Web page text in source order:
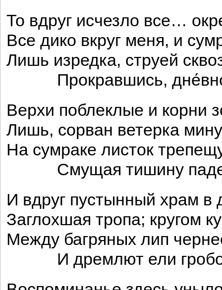
То вдруг исчезло все…
Все дико вкруг меня, и
Лишь изредка, струей
Прокравшись,
Верхи поблеклые и корни
Лишь, сорван ветерка
На сумраке листок
Смущая тишину
И вдруг пустынный храм в
Заглохшая тропа; кругом
Между багряных лип
И дремлют ели